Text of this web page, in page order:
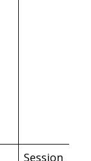
Session